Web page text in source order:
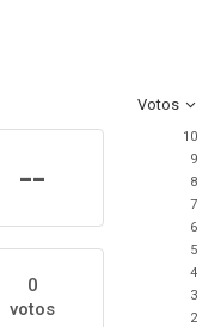
Votos
--
0
votos
10
9
8
7
6
5
4
3
2